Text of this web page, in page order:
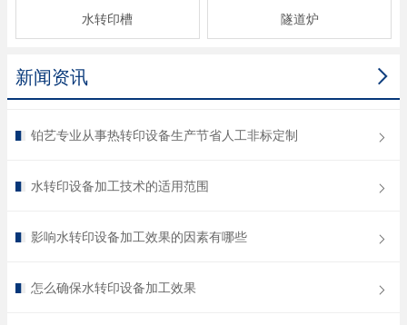
水转印槽 隧道炉

新闻资讯
铂艺专业从事热转印设备生产节省人工非标定制
水转印设备加工技术的适用范围
影响水转印设备加工效果的因素有哪些
怎么确保水转印设备加工效果